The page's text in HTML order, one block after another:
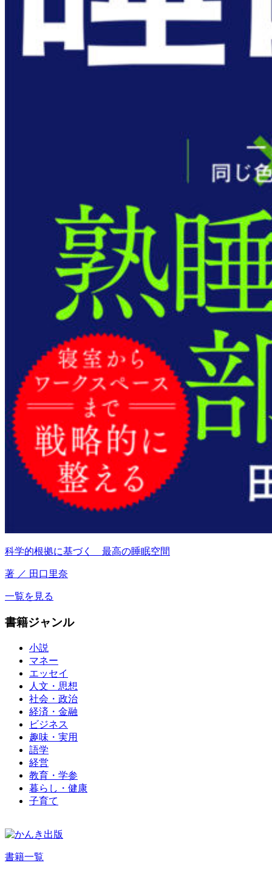
科学的根拠に基づく 最高の睡眠空間
著 ／ 田口里奈
一覧を見る
書籍ジャンル
小説
マネー
エッセイ
人文・思想
社会・政治
経済・金融
ビジネス
趣味・実用
語学
経営
教育・学参
暮らし・健康
子育て
書籍一覧